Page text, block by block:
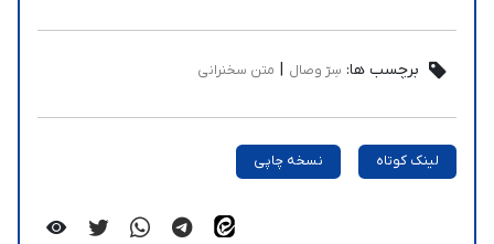
برچسب ها: سِرّ وصال | متن سخنرانی
لینک کوتاه نسخه چاپی